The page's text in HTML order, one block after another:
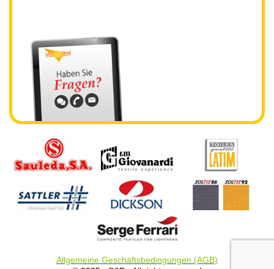
Allgemeine Geschäftsbedingungen (AGB)